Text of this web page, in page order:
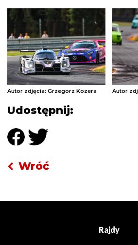
Wróć
Udostępnij:
Autor zdjęcia: Grzegorz Kozera Autor
Rajdy